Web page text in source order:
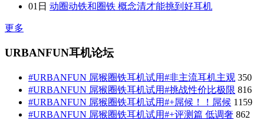
01日 动圈动铁和圈铁 概念清才能挑到好耳机
更多
URBANFUN耳机论坛
#URBANFUN 屌猴圈铁耳机试用#非主流耳机主观 350
#URBANFUN 屌猴圈铁耳机试用#挑战性价比极限 816
#URBANFUN 屌猴圈铁耳机试用#+屌候！！屌候 1159
#URBANFUN 屌猴圈铁耳机试用#+评测篇 低调奢 862